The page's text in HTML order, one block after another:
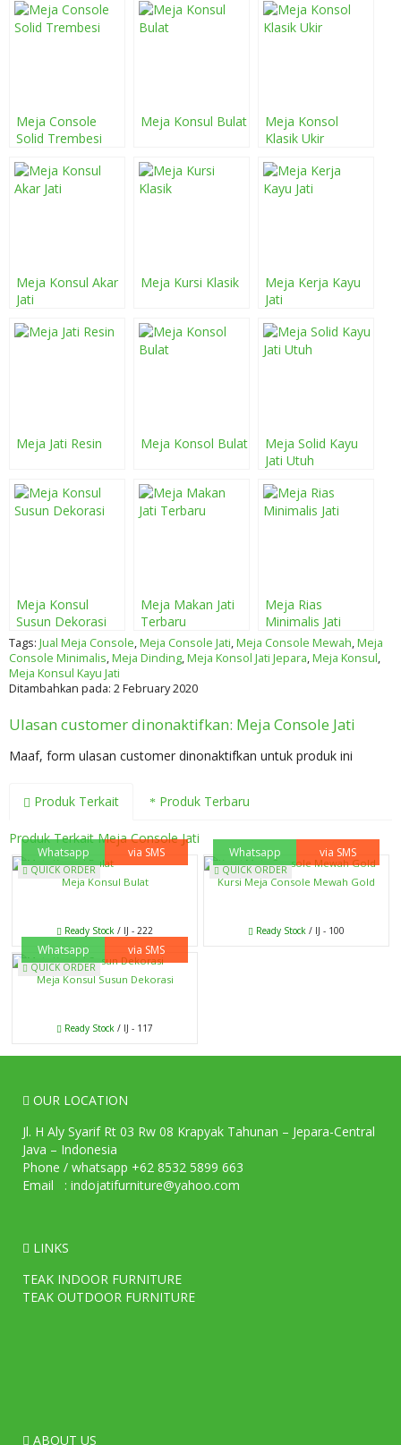
Meja Console
Solid Trembesi
Meja Konsul Bulat
Meja Konsol
Klasik Ukir
Meja Konsul Akar
Jati
Meja Kursi Klasik
Meja Kerja Kayu
Jati
Meja Jati Resin Meja Konsol Bulat
Meja Solid Kayu
Jati Utuh
Meja Konsul
Susun Dekorasi
Meja Makan Jati
Terbaru
Meja Rias
Minimalis Jati
Tags: Jual Meja Console,Meja Console Jati,Meja Console Mewah,Meja
Console Minimalis,Meja Dinding,Meja Konsol Jati Jepara,Meja Konsul,
Meja Konsul Kayu Jati
Ditambahkan pada: 2 February 2020
Ulasan customer dinonaktifkan: Meja Console Jati
Maaf, form ulasan customer dinonaktifkan untuk produk ini
Produk Terkait Produk Terbaru
Produk Terkait Meja Console Jati
QUICK ORDER
Whatsapp via SMS
Meja Konsul Bulat
Ready Stock / IJ - 222
QUICK ORDER
Whatsapp via SMS
Kursi Meja Console Mewah Gold
Ready Stock / IJ - 100
QUICK ORDER
Whatsapp via SMS
Meja Konsul Susun Dekorasi
Ready Stock / IJ - 117
OUR LOCATION
Jl. H Aly Syarif Rt 03 Rw 08 Krapyak Tahunan – Jepara-Central
Java – Indonesia
Phone / whatsapp +62 8532 5899 663
Email : indojatifurniture@yahoo.com
LINKS
TEAK INDOOR FURNITURE
TEAK OUTDOOR FURNITURE
ABOUT US